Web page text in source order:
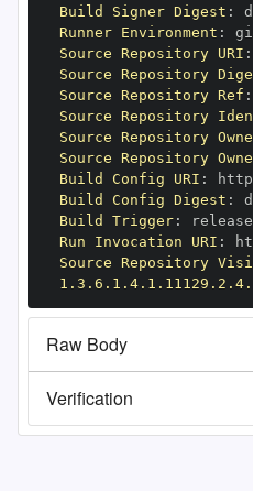
Build Signer Digest :
Runner Environment :
Source Repository URI :
Source Repository
Source Repository Ref :
Source Repository
Source Repository
Source Repository
Build Config URI :
Build Config Digest :
Build Trigger:
Run Invocation URI :
Source Repository
Raw Body
Verification